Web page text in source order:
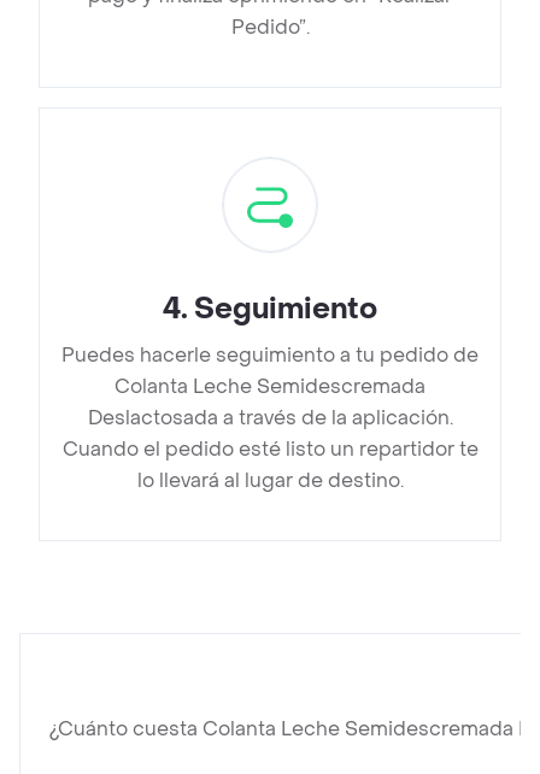
Pedido”.
4. Seguimiento
Puedes hacerle seguimiento a tu pedido de
Colanta Leche Semidescremada
Deslactosada a través de la aplicación.
Cuando el pedido esté listo un repartidor te
lo llevará al lugar de destino.
¿Cuánto cuesta Colanta Leche Semidescremada